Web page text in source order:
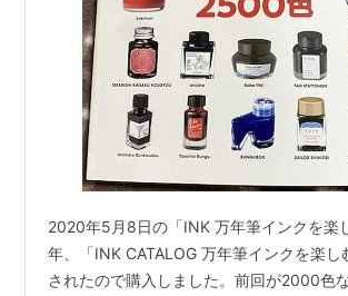
2020年5月8日の「INK 万年筆インクを楽
年、「INK CATALOG 万年筆インクを楽し
されたので購入しました。前回が2000色